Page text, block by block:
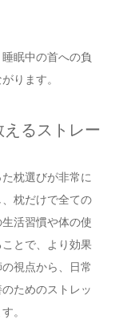
眠中の首への負
ります。
るストレー
枕選びが非常に
枕だけで全ての
活習慣や体の使
とで、より効果
視点から、日常
ためのストレッ
。